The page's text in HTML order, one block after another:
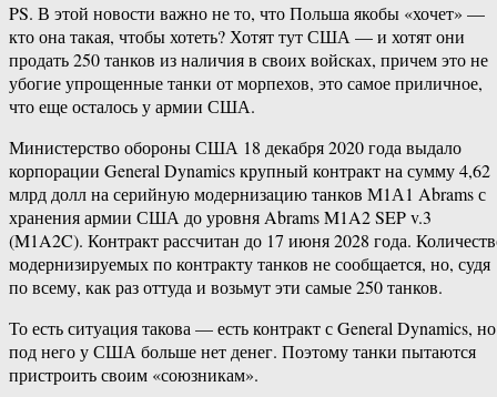
PS. В этой новости важно не то, что Польша якобы «хочет» —
кто она такая, чтобы хотеть? Хотят тут США — и хотят они
продать 250 танков из наличия в своих войсках, причем это не
убогие упрощенные танки от морпехов, это самое приличное,
что еще осталось у армии США.
Министерство обороны США 18 декабря 2020 года выдало
корпорации General Dynamics крупный контракт на сумму 4,62
млрд долл на серийную модернизацию танков М1А1 Abrams с
хранения армии США до уровня Abrams M1A2 SEP v.3
(M1A2C). Контракт рассчитан до 17 июня 2028 года.
модернизируемых по контракту танков не сообщается, но, судя
по всему, как раз оттуда и возьмут эти самые 250 танков.
То есть ситуация такова — есть контракт с General Dynamics, но
под него у США больше нет денег. Поэтому танки пытаются
пристроить своим «союзникам».